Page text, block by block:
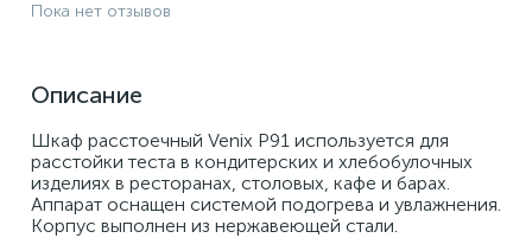
Пока нет отзывов
Описание
Шкаф расстоечный Venix P91 используется для
расстойки теста в кондитерских и хлебобулочных
изделиях в ресторанах, столовых, кафе и барах.
Аппарат оснащен системой подогрева и увлажнения.
Корпус выполнен из нержавеющей стали.